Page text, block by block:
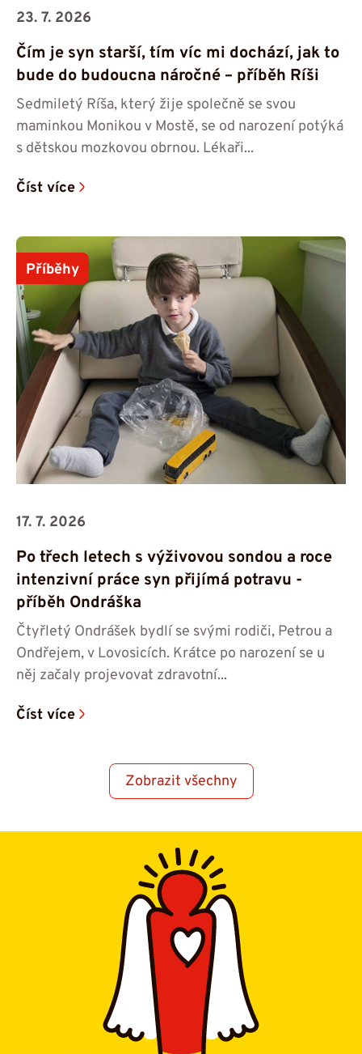
23. 7. 2026
Čím je syn starší, tím víc mi dochází, jak to
bude do budoucna náročné – příběh Ríši
Sedmiletý Ríša, který žije společně se svou
maminkou Monikou v Mostě, se od narození potýká
s dětskou mozkovou obrnou. Lékaři...
Číst více
Příběhy
17. 7. 2026
Po třech letech s výživovou sondou a roce
intenzivní práce syn přijímá potravu -⁠⁠⁠⁠⁠⁠
příběh Ondráška
Čtyřletý Ondrášek bydlí se svými rodiči, Petrou a
Ondřejem, v Lovosicích. Krátce po narození se u
něj začaly projevovat zdravotní...
Číst více
Zobrazit všechny